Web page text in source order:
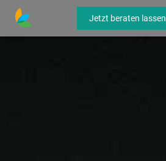
Jetzt beraten lassen